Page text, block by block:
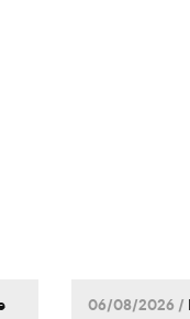
06/08/2026 /